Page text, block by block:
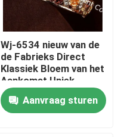
Wj-6534 nieuw van de
de Fabrieks Direct
Klassiek Bloem van het
Aankomst Uniek
Ontwerp de
Armbandhorloge
Aanvraag sturen